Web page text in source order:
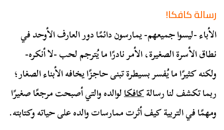
رسالة كافكا!
الأباء -ليسوا جميعهم- يمارسون دائمًا دور العارف الأوحد في
نطاق الأسرة الصغيرة، الأمر نادرًا ما يُترجم لحب -لا أنكره-
ولكنه كثيرًا ما يُفسر بسيطرة تبنى حاجزًا يخافه الأبناء الصغار؛
ربما تكشف لنا رسالةكافكالوالده والتي أصبحت مرجعًا صغيرًا
ومهمًا في التربية كيف أثرت ممارسات والده على حياته وكتابته.